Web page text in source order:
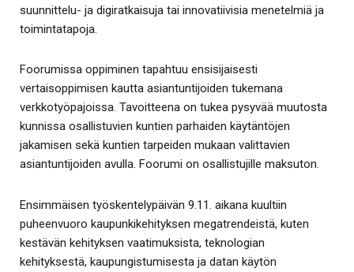
suunnittelu- ja digiratkaisuja tai innovatiivisia menetelmiä ja
toimintatapoja.
Foorumissa oppiminen tapahtuu ensisijaisesti
vertaisoppimisen kautta asiantuntijoiden tukemana
verkkotyöpajoissa. Tavoitteena on tukea pysyvää muutosta
kunnissa osallistuvien kuntien parhaiden käytäntöjen
jakamisen sekä kuntien tarpeiden mukaan valittavien
asiantuntijoiden avulla. Foorumi on osallistujille maksuton.
Ensimmäisen työskentelypäivän 9.11. aikana kuultiin
puheenvuoro kaupunkikehityksen megatrendeistä, kuten
kestävän kehityksen vaatimuksista, teknologian
kehityksestä, kaupungistumisesta ja datan käytön